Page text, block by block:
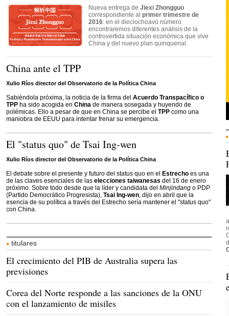
Nueva entrega de Jiexi Zhongguo
correspondiente al primer trimestre de
2016: en el dieciochoavo número
encontraremos diferentes análisis de la
controvertida situación económica que vive
China y del nuevo plan quinquenal.
China ante el TPP
Xulio Ríos director del Observatorio de la Política China
Sabiéndola próxima, la noticia de la firma del Acuerdo Transpacífico o
TPP ha sido acogida enChina de manera sosegada y huyendo de
polémicas. Ello a pesar de que en China se percibe elTPP como una
maniobra de EEUU para intentar frenar su emergencia.
El "status quo" de Tsai Ing-wen
Xulio Ríos director del Observatorio de la Política China
El debate sobre el presente y futuro del status quo en el Estrecho es una
de las claves esenciales de las elecciones taiwanesas del 16 de enero
próximo. Sobre todo desde que la líder y candidata delMinjindang o PDP
(Partido Democrático Progresista), Tsai Ing-wen, dijo en abril que la
esencia de su política a través del Estrecho sería mantener el "status quo"
con China.
titulares
El crecimiento del PIB de Australia supera las
previsiones
Corea del Norte responde a las sanciones de la ONU
con el lanzamiento de misiles